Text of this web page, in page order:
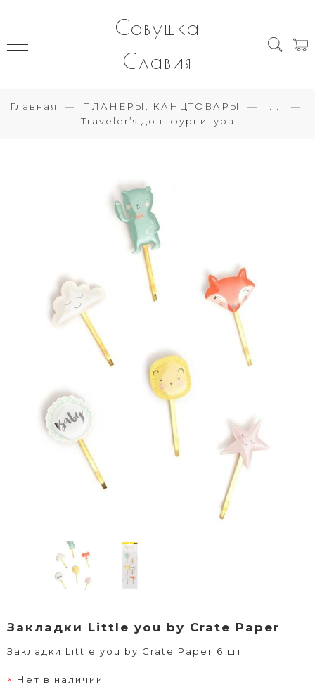
Совушка
Славия
Главная ПЛАНЕРЫ. КАНЦТОВАРЫ
Traveler’s доп. фурнитура
Закладки Little you by Crate Paper
Закладки Little you by Crate Paper 6 шт
Нет в наличии